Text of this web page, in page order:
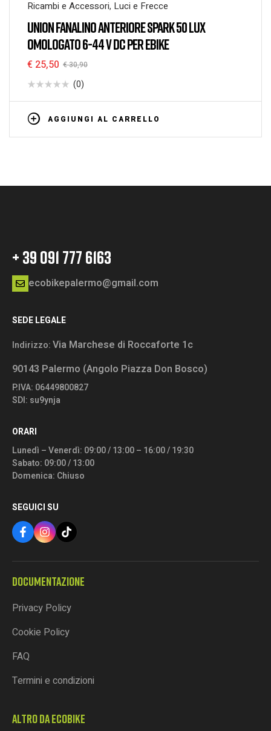
Ricambi e Accessori, Luci e Frecce
UNION FANALINO ANTERIORE SPARK 50 LUX
OMOLOGATO 6-44 V DC PER EBIKE
€30,90
€ 25,50
(0)
AGGIUNGI AL CARRELLO
+ 39 091 777 6163
ecobikepalermo@gmail.com
SEDE LEGALE
Indirizzo:Via Marchese di Roccaforte 1c
90143 Palermo (Angolo Piazza Don Bosco)
P.IVA: 06449800827
SDI: su9ynja
ORARI
Lunedì – Venerdì: 09:00 / 13:00 – 16:00 / 19:30
Sabato: 09:00 / 13:00
Domenica: Chiuso
SEGUICI SU
DOCUMENTAZIONE
Privacy Policy
Cookie Policy
FAQ
Termini e condizioni
ALTRO DA ECOBIKE